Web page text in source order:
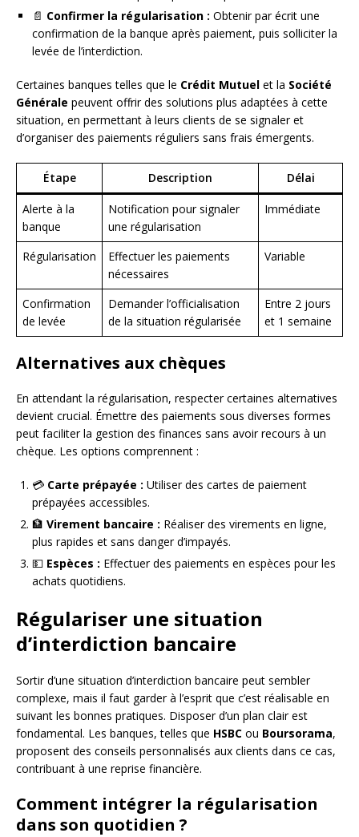
📄 Confirmer la régularisation : Obtenir par écrit une
confirmation de la banque après paiement, puis solliciter la
levée de l’interdiction.
Certaines banques telles que le Crédit Mutuel et la Société
Générale peuvent offrir des solutions plus adaptées à cette
situation, en permettant à leurs clients de se signaler et
d’organiser des paiements réguliers sans frais émergents.
Étape Description Délai
Alerte à la
banque
Notification pour signaler
une régularisation
Immédiate
Régularisation
Effectuer les paiements
nécessaires
Variable
Confirmation
de levée
Demander l’officialisation
de la situation régularisée
Entre 2 jours
et 1 semaine
Alternatives aux chèques
En attendant la régularisation, respecter certaines alternatives
devient crucial. Émettre des paiements sous diverses formes
peut faciliter la gestion des finances sans avoir recours à un
chèque. Les options comprennent :
💳 Carte prépayée : Utiliser des cartes de paiement
prépayées accessibles.
🏦 Virement bancaire : Réaliser des virements en ligne,
plus rapides et sans danger d’impayés.
💵 Espèces : Effectuer des paiements en espèces pour les
achats quotidiens.
Régulariser une situation
d’interdiction bancaire
Sortir d’une situation d’interdiction bancaire peut sembler
complexe, mais il faut garder à l’esprit que c’est réalisable en
suivant les bonnes pratiques. Disposer d’un plan clair est
fondamental. Les banques, telles que HSBC ou Boursorama,
proposent des conseils personnalisés aux clients dans ce cas,
contribuant à une reprise financière.
Comment intégrer la régularisation
dans son quotidien ?